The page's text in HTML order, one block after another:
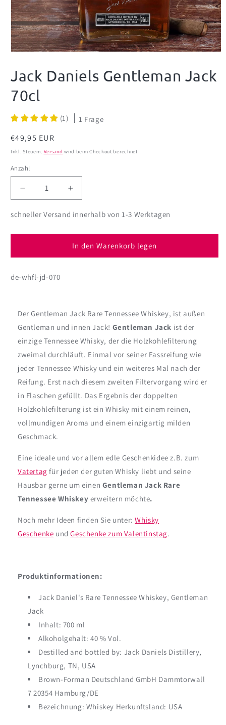
in
Modal
Jack Daniels Gentleman Jack
70cl
(1) 1 Frage
Normaler
Preis
€49,95 EUR
Inkl. Steuern. Versand wird beim Checkout berechnet
Anzahl
Anzahl
Verringere
die
Menge
Jack
Gentleman
70cl
Erhöhe
die
Menge
Jack
Daniels
Gentleman
schneller Versand innerhalb von 1-3 Werktagen
In den Warenkorb legen
de-whfl-jd-070
Der Gentleman Jack Rare Tennessee Whiskey, ist außen
Gentleman und innen Jack! Gentleman Jack ist der
einzige Tennessee Whisky, der die Holzkohlefilterung
zweimal durchläuft. Einmal vor seiner Fassreifung wie
jeder Tennessee Whisky und ein weiteres Mal nach der
Reifung. Erst nach diesem zweiten Filtervorgang wird er
in Flaschen gefüllt. Das Ergebnis der doppelten
Holzkohlefilterung ist ein Whisky mit einem reinen,
vollmundigen Aroma und einem einzigartig milden
Geschmack.
Eine ideale und vor allem edle Geschenkidee z.B. zum
Vatertag für jeden der guten Whisky liebt und seine
Hausbar gerne um einen Gentleman Jack Rare
Tennessee Whiskey erweitern möchte.
Noch mehr Ideen finden Sie unter:Whisky
Geschenke undGeschenke zum Valentinstag.
Produktinformationen:
Jack Daniel's Rare Tennessee Whiskey, Gentleman
Jack
Inhalt: 700 ml
Alkoholgehalt: 40 % Vol.
Destilled and bottled by: Jack Daniels Distillery,
Lynchburg, TN, USA
Brown-Forman Deutschland GmbH Dammtorwall
7 20354 Hamburg/DE
Bezeichnung: Whiskey Herkunftsland: USA